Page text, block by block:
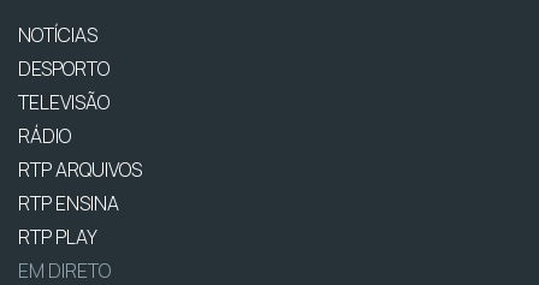
NOTÍCIAS
DESPORTO
TELEVISÃO
RÁDIO
RTP ARQUIVOS
RTP ENSINA
RTP PLAY
EM DIRETO